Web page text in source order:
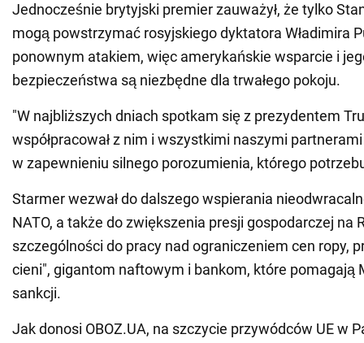
Jednocześnie brytyjski premier zauważył, że tylko
mogą powstrzymać rosyjskiego dyktatora Władimira
ponownym atakiem, więc amerykańskie wsparcie i
bezpieczeństwa są niezbędne dla trwałego pokoju.
"W najbliższych dniach spotkam się z prezydentem
współpracował z nim i wszystkimi naszymi
w zapewnieniu silnego porozumienia, którego
Starmer wezwał do dalszego wspierania
NATO, a także do zwiększenia presji gospodarczej na
szczególności do pracy nad ograniczeniem cen ropy,
cieni", gigantom naftowym i bankom, które pomagają
sankcji.
Jak donosi OBOZ.UA, na szczycie przywódców UE w